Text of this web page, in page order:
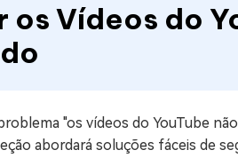
Vídeos do
"os vídeos do YouTube
abordará soluções fáceis de